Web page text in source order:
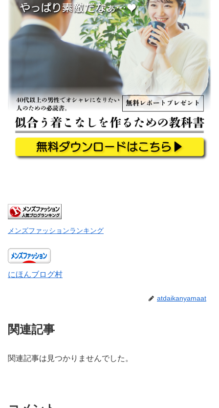
メンズファッションランキング
にほんブログ村
atdaikanyamaat
関連記事
関連記事は見つかりませんでした。